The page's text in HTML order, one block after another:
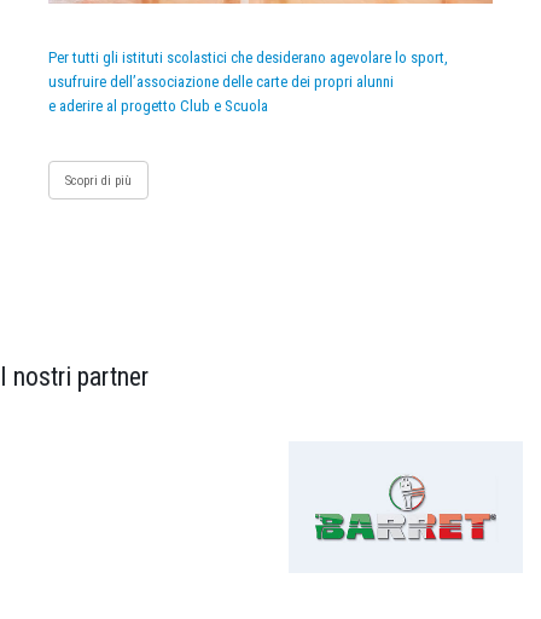
Per tutti gli istituti scolastici che desiderano agevolare lo sport,
usufruire dell’associazione delle carte dei propri alunni
e aderire al progetto Club e Scuola
Scopri di più
I nostri partner